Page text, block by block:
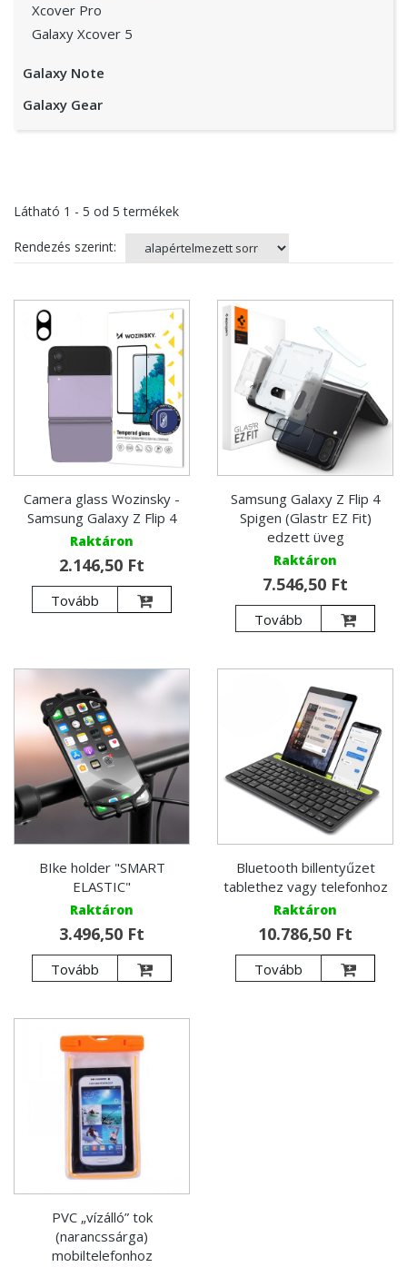
Xcover Pro
Galaxy Xcover 5
Galaxy Note
Galaxy Gear
Látható 1 - 5 od 5 termékek
Rendezés szerint:
Camera glass Wozinsky -
Samsung Galaxy Z Flip 4
Raktáron
2.146,50 Ft
Tovább
Samsung Galaxy Z Flip 4
Spigen (Glastr EZ Fit)
edzett üveg
Raktáron
7.546,50 Ft
Tovább
BIke holder "SMART
ELASTIC"
Raktáron
3.496,50 Ft
Tovább
Bluetooth billentyűzet
tablethez vagy telefonhoz
Raktáron
10.786,50 Ft
Tovább
PVC „vízálló” tok
(narancssárga)
mobiltelefonhoz